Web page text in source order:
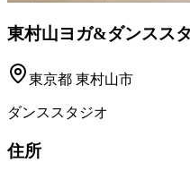
東村山ヨガ&ダンスス
東京都 東村山市
ダンススタジオ
住所